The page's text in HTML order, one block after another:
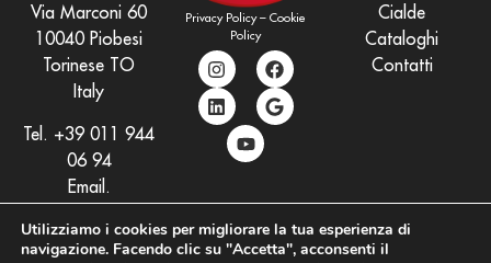
Via Marconi 60
10040 Piobesi
Torinese TO
Italy
Tel. +39 011 944
06 94
Email.
Privacy Policy– Cookie
Policy
Cialde
Cataloghi
Contatti
Utilizziamo i cookies per migliorare la tua esperienza di
navigazione. Facendo clic su "Accetta", acconsenti il